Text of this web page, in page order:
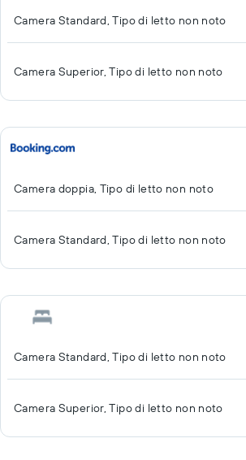
Camera Standard, Tipo di letto non noto
Camera Superior, Tipo di letto non noto
Camera doppia, Tipo di letto non noto
Camera Standard, Tipo di letto non noto
Camera Standard, Tipo di letto non noto
Camera Superior, Tipo di letto non noto